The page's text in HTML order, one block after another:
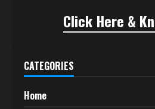
Click Here &
CATEGORIES
Home